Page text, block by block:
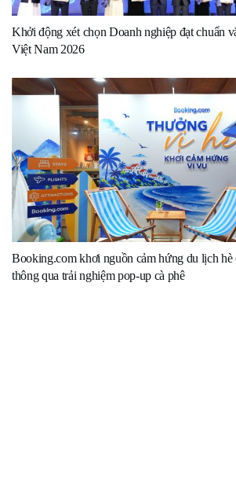
Khởi động xét chọn Doanh nghiệp đạt chuẩn
Việt Nam 2026
Booking.com khơi nguồn cảm hứng du lịch hè
thông qua trải nghiệm pop-up cà phê